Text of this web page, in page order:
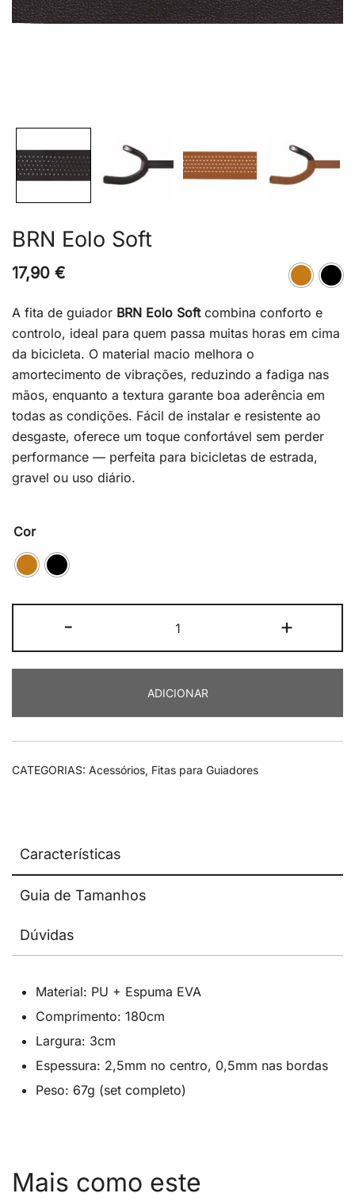
BRN Eolo Soft
17,90 €
A fita de guiador BRN Eolo Softcombina conforto e
controlo, ideal para quem passa muitas horas em cima
da bicicleta. O material macio melhora o
amortecimento de vibrações, reduzindo a fadiga nas
mãos, enquanto a textura garante boa aderência em
todas as condições. Fácil de instalar e resistente ao
desgaste, oferece um toque confortável sem perder
performance — perfeita para bicicletas de estrada,
gravel ou uso diário.
Cor
-
de
BRN
Soft
+
ADICIONAR
CATEGORIAS: Acessórios, Fitas para Guiadores
Características
Guia de Tamanhos
Dúvidas
Material: PU + Espuma EVA
Comprimento: 180cm
Largura: 3cm
Espessura: 2,5mm no centro, 0,5mm nas bordas
Peso: 67g (set completo)
Mais como este